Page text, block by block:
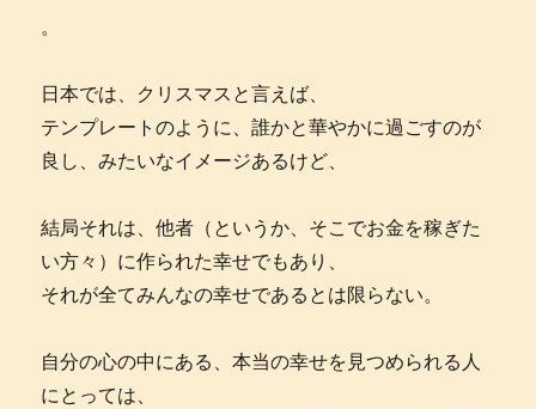
。
日本では、クリスマスと言えば、
テンプレートのように、誰かと華やかに過ごすのが
良し、みたいなイメージあるけど、
結局それは、他者（というか、そこでお金を稼ぎた
い方々）に作られた幸せでもあり、
それが全てみんなの幸せであるとは限らない。
自分の心の中にある、本当の幸せを見つめられる人
にとっては、